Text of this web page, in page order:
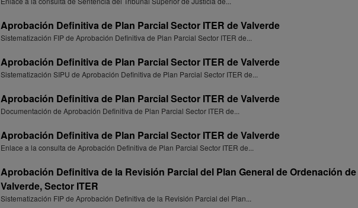
Aprobación Definitiva de Plan Parcial Sector ITER de Valverde
Sistematización FIP de Aprobación Definitiva de Plan Parcial Sector ITER de...
Aprobación Definitiva de Plan Parcial Sector ITER de Valverde
Sistematización SIPU de Aprobación Definitiva de Plan Parcial Sector ITER de...
Aprobación Definitiva de Plan Parcial Sector ITER de Valverde
Documentación de Aprobación Definitiva de Plan Parcial Sector ITER de...
Aprobación Definitiva de Plan Parcial Sector ITER de Valverde
Enlace a la consulta de Aprobación Definitiva de Plan Parcial Sector ITER de...
Aprobación Definitiva de la Revisión Parcial del Plan General de Ordenación de
Valverde, Sector ITER
Sistematización FIP de Aprobación Definitiva de la Revisión Parcial del Plan...